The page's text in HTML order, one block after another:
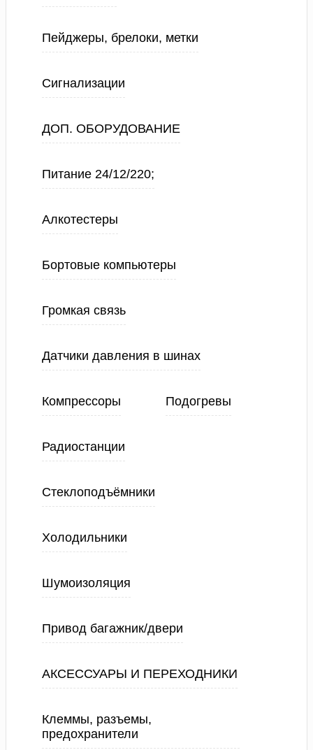
Пейджеры, брелоки, метки
Сигнализации
ДОП. ОБОРУДОВАНИЕ
Питание 24/12/220;
Алкотестеры
Бортовые компьютеры
Громкая связь
Датчики давления в шинах
Компрессоры Подогревы
Радиостанции
Стеклоподъёмники
Холодильники
Шумоизоляция
Привод багажник/двери
АКСЕССУАРЫ И ПЕРЕХОДНИКИ
Клеммы, разъемы,
предохранители